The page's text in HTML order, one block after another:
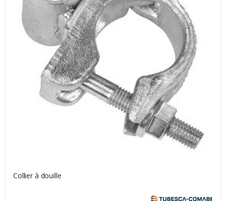
Collier à douille